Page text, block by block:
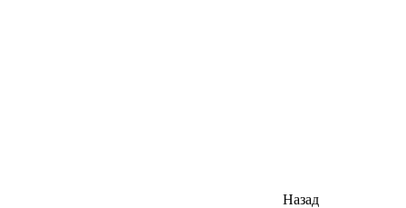
Назад